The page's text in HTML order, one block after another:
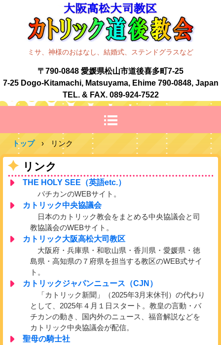
ミサ、神様のおはなし、結婚式、ステンドグラスなど
〒790-0848 愛媛県松山市道後喜多町7-25
7-25 Dogo-Kitamachi, Matsuyama, Ehime 790-0848, Japan
TEL. & FAX. 089-924-7522
トップ › リンク
リンク
THE HOLY SEE（英語etc.）
バチカンのWEBサイト。
カトリック中央協議会
日本のカトリック教会をまとめる中央協議会と司
教協議会のWEBサイト。
カトリック大阪高松大司教区
大阪府・兵庫県・和歌山県・香川県・愛媛県・徳
島県・高知県の７府県を担当する教区のWEB式サイ
ト。
カトリックジャパンニュース（CJN）
「カトリック新聞」（2025年3月末休刊）の代わり
として、2025年４月１日スタート。教皇の言動・バ
チカンの動き、国内外のニュース、福音解説などを
カトリック中央協議会が配信。
聖母の騎士社